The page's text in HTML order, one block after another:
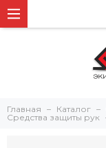
Главная Каталог
Средства защиты рук